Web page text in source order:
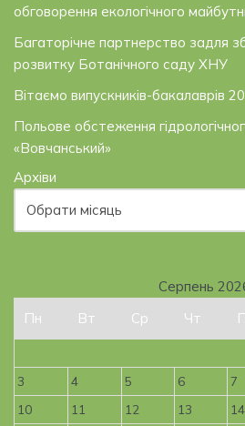
обговорення екологічного
Багаторічне партнерство задля
розвитку Ботанічного саду ХНУ
Вітаємо випускників-бакалаврів
Польове обстеження
«Вовчанський»
Архіви
Серпень
Пн
Вт Ср Чт
3
4 5 6 7
10
11 12 13 14